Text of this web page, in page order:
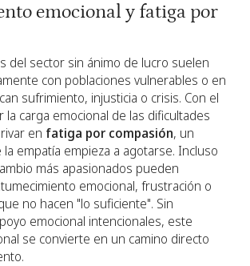
emocional y fatiga por
del sector sin ánimo de lucro suelen
con poblaciones vulnerables o en
sufrimiento, injusticia o crisis. Con el
carga emocional de las dificultades
en fatiga por compasión, un
empatía empieza a agotarse. Incluso
más apasionados pueden
emocional, frustración o
no hacen "lo suficiente". Sin
emocional intencionales, este
se convierte en un camino directo